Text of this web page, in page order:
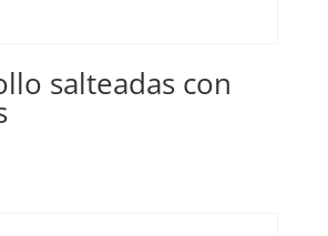
salteadas con